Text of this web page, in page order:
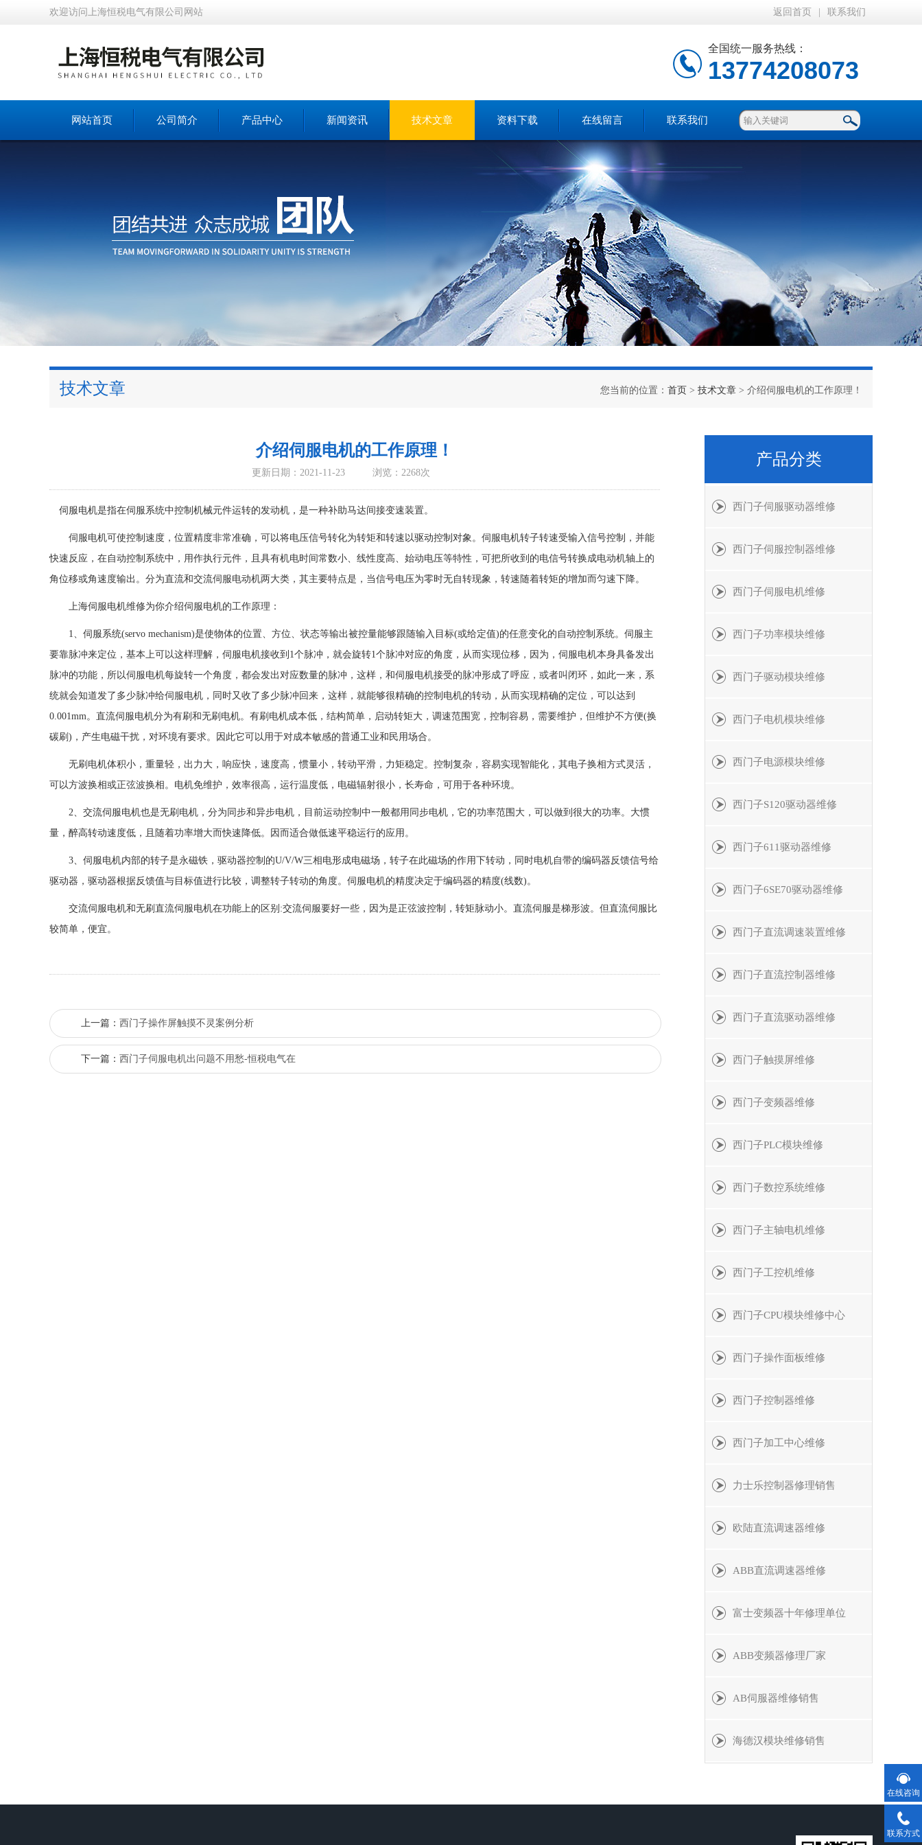
欢迎访问上海恒税电气有限公司网站 返回首页 联系我们
全国统一服务热线：
13774208073
网站首页 公司简介 产品中心 新闻资讯 技术文章 资料下载 在线留言 联系我们
技术文章 您当前的位置： 首页 > 技术文章 > 介绍伺服电机的工作原理！
介绍伺服电机的工作原理！
更新日期：2021-11-23 浏览：2268次
伺服电机是指在伺服系统中控制机械元件运转的发动机，是一种补助马达间接变速装置。
伺服电机可使控制速度，位置精度非常准确，可以将电压信号转化为转矩和转速以驱动控制对象。伺服电机转子转速受输入信号控制，并能
快速反应，在自动控制系统中，用作执行元件，且具有机电时间常数小、线性度高、始动电压等特性，可把所收到的电信号转换成电动机轴上的
角位移或角速度输出。分为直流和交流伺服电动机两大类，其主要特点是，当信号电压为零时无自转现象，转速随着转矩的增加而匀速下降。
上海伺服电机维修为你介绍伺服电机的工作原理：
1、伺服系统(servo mechanism)是使物体的位置、方位、状态等输出被控量能够跟随输入目标(或给定值)的任意变化的自动控制系统。伺服主
要靠脉冲来定位，基本上可以这样理解，伺服电机接收到1个脉冲，就会旋转1个脉冲对应的角度，从而实现位移，因为，伺服电机本身具备发出
脉冲的功能，所以伺服电机每旋转一个角度，都会发出对应数量的脉冲，这样，和伺服电机接受的脉冲形成了呼应，或者叫闭环，如此一来，系
统就会知道发了多少脉冲给伺服电机，同时又收了多少脉冲回来，这样，就能够很精确的控制电机的转动，从而实现精确的定位，可以达到
0.001mm。直流伺服电机分为有刷和无刷电机。有刷电机成本低，结构简单，启动转矩大，调速范围宽，控制容易，需要维护，但维护不方便(换
碳刷)，产生电磁干扰，对环境有要求。因此它可以用于对成本敏感的普通工业和民用场合。
无刷电机体积小，重量轻，出力大，响应快，速度高，惯量小，转动平滑，力矩稳定。控制复杂，容易实现智能化，其电子换相方式灵活，
可以方波换相或正弦波换相。电机免维护，效率很高，运行温度低，电磁辐射很小，长寿命，可用于各种环境。
2、交流伺服电机也是无刷电机，分为同步和异步电机，目前运动控制中一般都用同步电机，它的功率范围大，可以做到很大的功率。大惯
量，醉高转动速度低，且随着功率增大而快速降低。因而适合做低速平稳运行的应用。
3、伺服电机内部的转子是永磁铁，驱动器控制的U/V/W三相电形成电磁场，转子在此磁场的作用下转动，同时电机自带的编码器反馈信号给
驱动器，驱动器根据反馈值与目标值进行比较，调整转子转动的角度。伺服电机的精度决定于编码器的精度(线数)。
交流伺服电机和无刷直流伺服电机在功能上的区别:交流伺服要好一些，因为是正弦波控制，转矩脉动小。直流伺服是梯形波。但直流伺服比
较简单，便宜。
上一篇： 西门子操作屏触摸不灵案例分析
下一篇： 西门子伺服电机出问题不用愁-恒税电气在
产品分类
西门子伺服驱动器维修
西门子伺服控制器维修
西门子伺服电机维修
西门子功率模块维修
西门子驱动模块维修
西门子电机模块维修
西门子电源模块维修
西门子S120驱动器维修
西门子611驱动器维修
西门子6SE70驱动器维修
西门子直流调速装置维修
西门子直流控制器维修
西门子直流驱动器维修
西门子触摸屏维修
西门子变频器维修
西门子PLC模块维修
西门子数控系统维修
西门子主轴电机维修
西门子工控机维修
西门子CPU模块维修中心
西门子操作面板维修
西门子控制器维修
西门子加工中心维修
力士乐控制器修理销售
欧陆直流调速器维修
ABB直流调速器维修
富士变频器十年修理单位
ABB变频器修理厂家
AB伺服器维修销售
海德汉模块维修销售
在线咨询
联系方式